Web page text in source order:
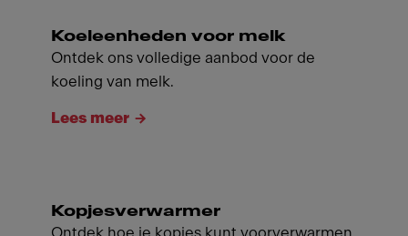
Koeleenheden voor melk
Ontdek ons volledige aanbod voor de
koeling van melk.
Lees meer
Kopjesverwarmer
Ontdek hoe je kopjes kunt voorverwarmen